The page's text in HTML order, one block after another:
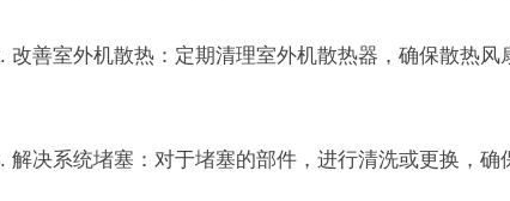
改善室外机散热：定期清理室外机散热器，确保散热
解决系统堵塞：对于堵塞的部件，进行清洗或更换，确